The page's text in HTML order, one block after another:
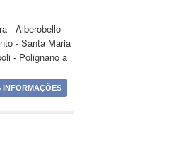
- Alberobello -
- Santa Maria
- Polignano a
INFORMAÇÕES